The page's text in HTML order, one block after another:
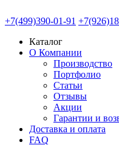
+7(499)390-01-91
Каталог
О Компании
Производство
Портфолио
Статьи
Отзывы
Акции
Гарантии и
Доставка и оплата
FAQ